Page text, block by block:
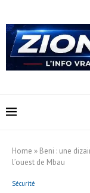
Home » Beni : une
l’ouest de Mbau
Sécurité